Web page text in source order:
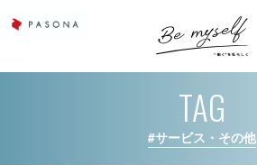
TAG
#サービス・その他